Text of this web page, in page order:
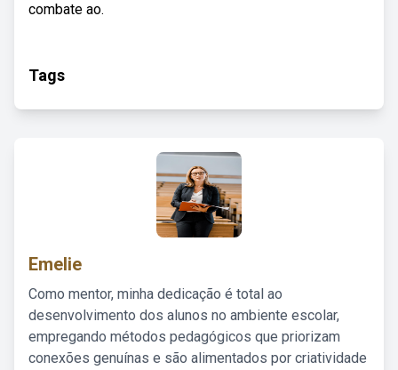
combate ao.
Tags
Emelie
Como mentor, minha dedicação é total ao
desenvolvimento dos alunos no ambiente escolar,
empregando métodos pedagógicos que priorizam
conexões genuínas e são alimentados por criatividade